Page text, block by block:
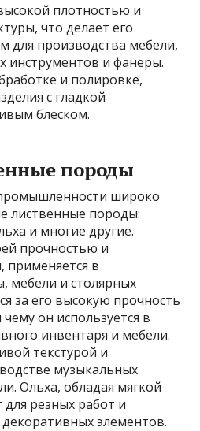
плотностью и
что делает его
для производства мебели,
инструментов и фанеры.
и полировке,
с гладкой
блеском.
породы
широко
лиственные породы:
и многие другие.
прочностью и
в
мебели и столярных
за его высокую прочность
он используется в
инвентаря и мебели.
текстурой и
музыкальных
Ольха, обладая мягкой
для резных работ и
элементов.